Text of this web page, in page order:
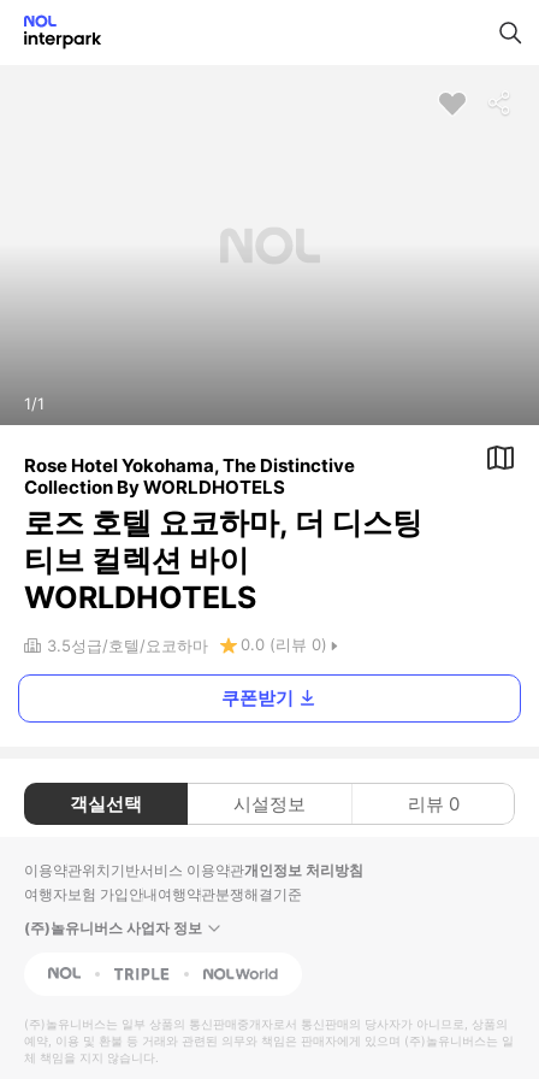
1/1
Rose Hotel Yokohama, The Distinctive
Collection By WORLDHOTELS
로즈 호텔 요코하마, 더 디스팅
티브 컬렉션 바이
WORLDHOTELS
3.5성급 호텔 요코하마 0.0 (리뷰 0)
쿠폰받기
객실선택 시설정보 리뷰 0
이용약관위치기반서비스 이용약관개인정보 처리방침
여행자보험 가입안내여행약관분쟁해결기준
(주)놀유니버스 사업자 정보
NOL Triple Interpark Global
(주)놀유니버스는 일부 상품의 통신판매중개자로서 통신판매의 당사자가 아니므로, 상품의
예약, 이용 및 환불 등 거래와 관련된 의무와 책임은 판매자에게 있으며 (주)놀유니버스는 일
체 책임을 지지 않습니다.